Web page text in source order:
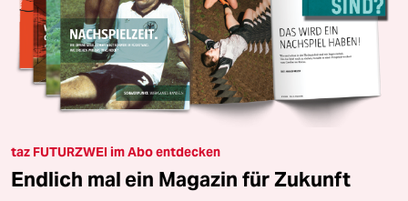
taz FUTURZWEI im Abo entdecken
Endlich mal ein Magazin für Zukunft